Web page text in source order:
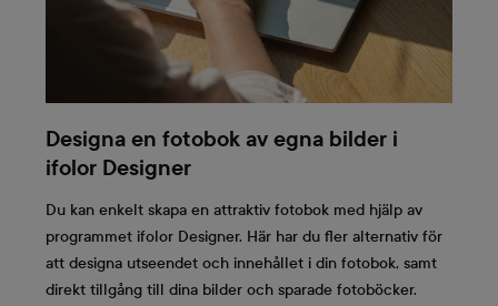
Designa en fotobok av egna bilder i
ifolor Designer
Du kan enkelt skapa en attraktiv fotobok med hjälp av
programmet ifolor Designer. Här har du fler alternativ för
att designa utseendet och innehållet i din fotobok, samt
direkt tillgång till dina bilder och sparade fotoböcker.